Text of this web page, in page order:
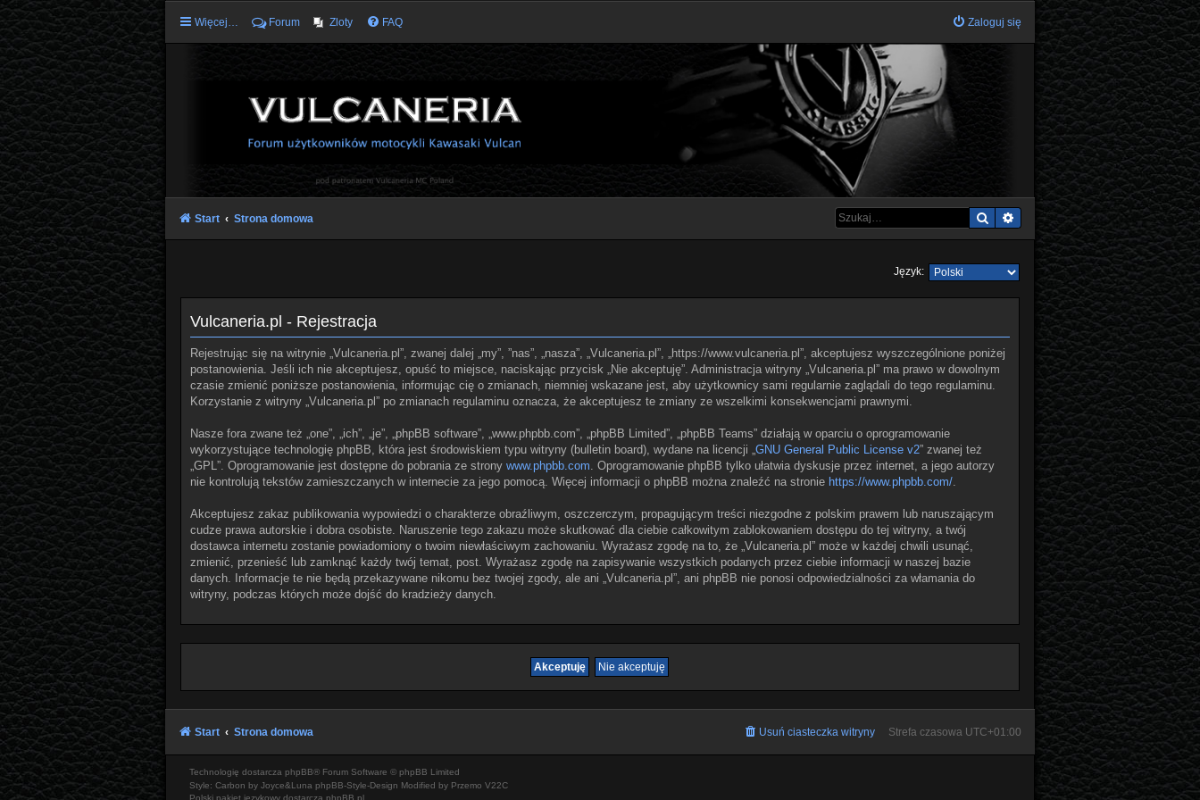
Więcej… Forum Zloty FAQ Zaloguj się
Szukaj Wyszukiwanie zaawansowane
Start Strona domowa
Język:
Vulcaneria.pl - Rejestracja
Rejestrując się na witrynie „Vulcaneria.pl”, zwanej dalej „my”, ”nas”, „nasza”, „Vulcaneria.pl”, „https://www.vulcaneria.pl”, akceptujesz wyszczególnione poniżej
postanowienia. Jeśli ich nie akceptujesz, opuść to miejsce, naciskając przycisk „Nie akceptuję”. Administracja witryny „Vulcaneria.pl” ma prawo w dowolnym
czasie zmienić poniższe postanowienia, informując cię o zmianach, niemniej wskazane jest, aby użytkownicy sami regularnie zaglądali do tego regulaminu.
Korzystanie z witryny „Vulcaneria.pl” po zmianach regulaminu oznacza, że akceptujesz te zmiany ze wszelkimi konsekwencjami prawnymi.
Nasze fora zwane też „one”, „ich”, „je”, „phpBB software”, „www.phpbb.com”, „phpBB Limited”, „phpBB Teams” działają w oparciu o oprogramowanie
wykorzystujące technologię phpBB, która jest środowiskiem typu witryny (bulletin board), wydane na licencji „ GNU General Public License v2” zwanej też
„GPL”. Oprogramowanie jest dostępne do pobrania ze strony www.phpbb.com . Oprogramowanie phpBB tylko ułatwia dyskusje przez internet, a jego autorzy
nie kontrolują tekstów zamieszczanych w internecie za jego pomocą. Więcej informacji o phpBB można znaleźć na stronie https://www.phpbb.com/.
Akceptujesz zakaz publikowania wypowiedzi o charakterze obraźliwym, oszczerczym, propagującym treści niezgodne z polskim prawem lub naruszającym
cudze prawa autorskie i dobra osobiste. Naruszenie tego zakazu może skutkować dla ciebie całkowitym zablokowaniem dostępu do tej witryny, a twój
dostawca internetu zostanie powiadomiony o twoim niewłaściwym zachowaniu. Wyrażasz zgodę na to, że „Vulcaneria.pl” może w każdej chwili usunąć,
zmienić, przenieść lub zamknąć każdy twój temat, post. Wyrażasz zgodę na zapisywanie wszystkich podanych przez ciebie informacji w naszej bazie
danych. Informacje te nie będą przekazywane nikomu bez twojej zgody, ale ani „Vulcaneria.pl”, ani phpBB nie ponosi odpowiedzialności za włamania do
witryny, podczas których może dojść do kradzieży danych.
Start Strona domowa Strefa czasowa UTC+01:00
Usuń ciasteczka witryny
Technologię dostarcza phpBB® Forum Software © phpBB Limited
Style: Carbon by Joyce&Luna phpBB-Style-Design Modified by Przemo V22C
Polski pakiet językowy dostarcza phpBB.pl